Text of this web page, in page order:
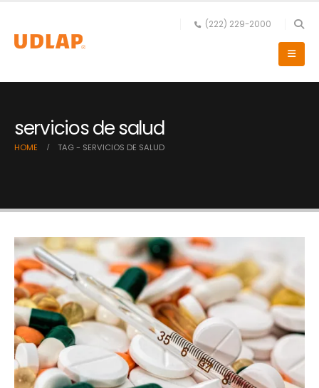
(222) 229-2000
servicios de salud
HOME TAG - SERVICIOS DE SALUD